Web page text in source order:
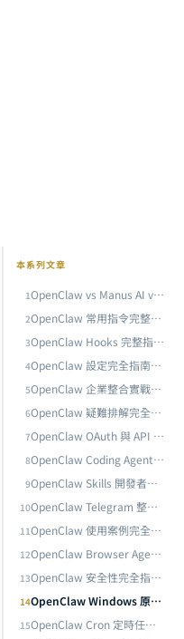
本系列文章
1 OpenClaw vs Manus AI vs Claude Code：2026 AI 代理框架深度比較與選型指南
2 OpenClaw 常用指令完整參考：從基礎操作到進階 CLI 技巧
3 OpenClaw Hooks 完整指南：事件驅動自動化的設計模式與實戰案例
4 OpenClaw 設定完全指南：從 openclaw.json 到模型管理的核心配置
5 OpenClaw 企業整合實戰：Notion、Microsoft Teams 與 Slack 全通路 AI 助理部署指南
6 OpenClaw 疑難排解完全指南：Doctor 診斷、重啟修復與常見錯誤速查
7 OpenClaw OAuth 與 API 認證完整設定指南：多模型身份驗證架構實踐
8 OpenClaw Coding Agent 完全指南：用 AI 代理自動化軟體開發的實戰工作流
9 OpenClaw Skills 開發者指南：從 skill.md 規範到自定義技能的完整開發流程
10 OpenClaw Telegram 整合完全指南：從機器人建立到遠端 AI 代理控制
11 OpenClaw 使用案例完全指南：十個實戰場景帶你理解 AI 代理的真正用途
12 OpenClaw Browser Agent 瀏覽器自動化完全指南：從網頁操作到資料擷取
13 OpenClaw 安全性完全指南：沙盒機制、權限管理與風險防範
14 OpenClaw Windows 原生安裝實戰：一行指令部署、Gateway 啟動障礙排除與 Dashboard 連線完整流程
15 OpenClaw Cron 定時任務指南：自動化排程與無人值守執行